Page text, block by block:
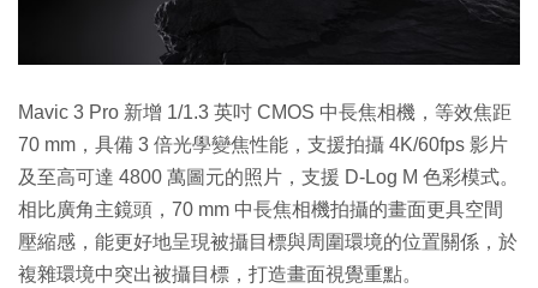
Mavic 3 Pro 新增 1/1.3 英吋 CMOS 中長焦相機，等效焦距
70 mm，具備 3 倍光學變焦性能，支援拍攝 4K/60fps 影片
及至高可達 4800 萬圖元的照片，支援 D-Log M 色彩模式。
相比廣角主鏡頭，70 mm 中長焦相機拍攝的畫面更具空間
壓縮感，能更好地呈現被攝目標與周圍環境的位置關係，於
複雜環境中突出被攝目標，打造畫面視覺重點。